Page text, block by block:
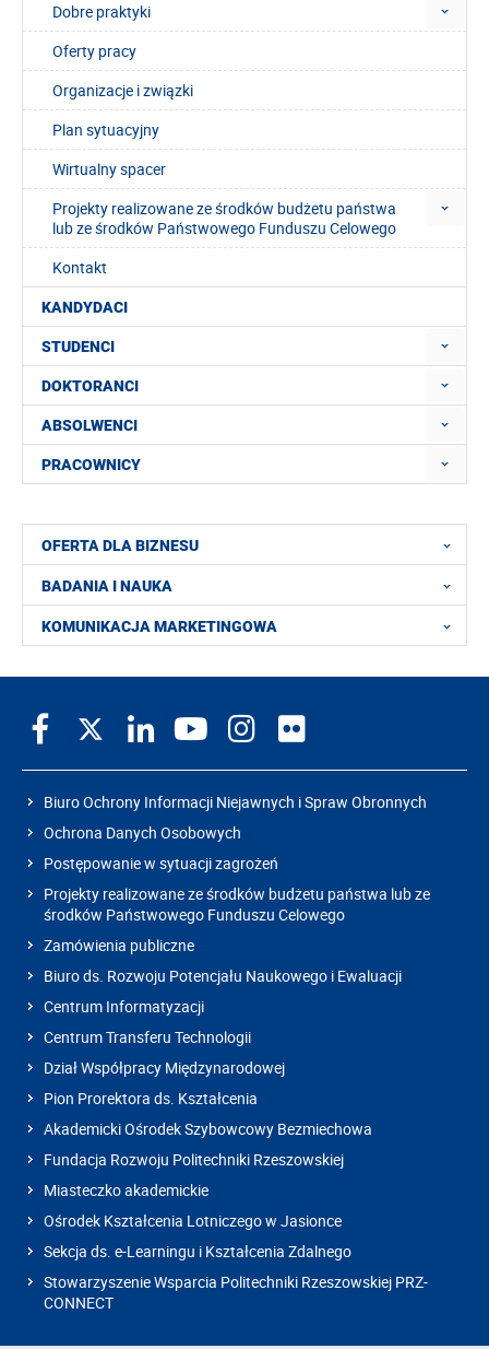
Dobre praktyki
Oferty pracy
Organizacje i związki
Plan sytuacyjny
Wirtualny spacer
Projekty realizowane ze środków budżetu państwa
lub ze środków Państwowego Funduszu Celowego
Kontakt
KANDYDACI
STUDENCI
DOKTORANCI
ABSOLWENCI
PRACOWNICY
OFERTA DLA BIZNESU
BADANIA I NAUKA
KOMUNIKACJA MARKETINGOWA
Biuro Ochrony Informacji Niejawnych i Spraw Obronnych
Ochrona Danych Osobowych
Postępowanie w sytuacji zagrożeń
Projekty realizowane ze środków budżetu państwa lub ze
środków Państwowego Funduszu Celowego
Zamówienia publiczne
Biuro ds. Rozwoju Potencjału Naukowego i Ewaluacji
Centrum Informatyzacji
Centrum Transferu Technologii
Dział Współpracy Międzynarodowej
Pion Prorektora ds. Kształcenia
Akademicki Ośrodek Szybowcowy Bezmiechowa
Fundacja Rozwoju Politechniki Rzeszowskiej
Miasteczko akademickie
Ośrodek Kształcenia Lotniczego w Jasionce
Sekcja ds. e-Learningu i Kształcenia Zdalnego
Stowarzyszenie Wsparcia Politechniki Rzeszowskiej PRZ-
CONNECT